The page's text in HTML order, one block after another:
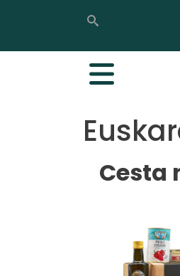
Buscar
Buscar
Cesta